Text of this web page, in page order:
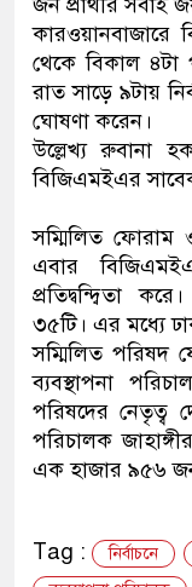
থেকে বিকাল ৪টা
রাত সাড়ে ৯টায়
ঘোষণা করেন।
উল্লেখ্য রুবানা
বিজিএমইএর
সম্মিলিত ফোরাম
এবার
প্রতিদ্বন্দ্বিতা
৩৫টি। এর মধ্যে
সম্মিলিত পরিষদ
ব্যবস্থাপনা
পরিষদের নেতৃত্ব
পরিচালক
এক হাজার ৯৫৬
Tag : নির্বাচনে